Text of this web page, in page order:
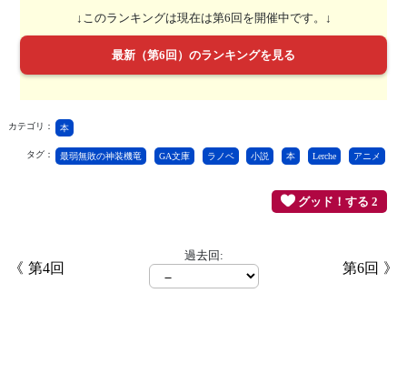
↓このランキングは現在は第6回を開催中です。↓
最新（第6回）のランキングを見る
カテゴリ： 本
タグ： 最弱無敗の神装機竜 GA文庫 ラノベ 小説 本 Lerche アニメ
グッド！する 2
第4回
過去回:
第6回